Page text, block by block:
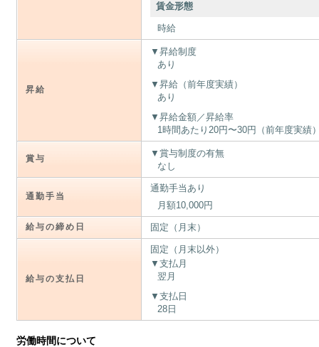
賃金形態
時給
昇給
昇給制度
あり
昇給（前年度実績）
あり
昇給金額／昇給率
1時間あたり20円〜30円（前年度実績
賞与
賞与制度の有無
なし
通勤手当
通勤手当あり
月額10,000円
給与の締め日 固定（月末）
給与の支払日
固定（月末以外）
支払月
翌月
支払日
28日
労働時間について